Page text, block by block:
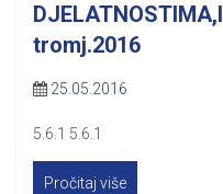
DJELATNOSTIMA,I
tromj.2016
25.05.2016
5.6.1 5.6.1
Pročitaj više